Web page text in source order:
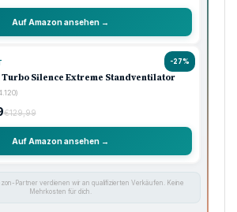
Auf Amazon ansehen →
-27%
Turbo Silence Extreme Standventilator
€129,99
Auf Amazon ansehen →
Partner verdienen wir an qualifizierten Verkäufen. Keine
Mehrkosten für dich.